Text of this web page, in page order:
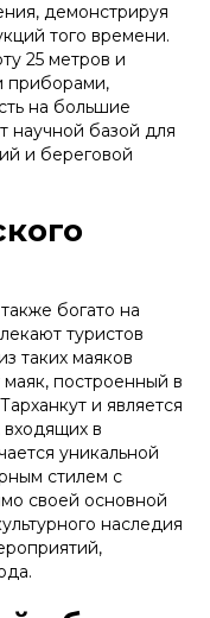
демонстрируя
того времени.
25 метров и
приборами,
на большие
научной базой для
и береговой
богато на
туристов
таких маяков
построенный в
и является
в
уникальной
стилем с
своей основной
наследия